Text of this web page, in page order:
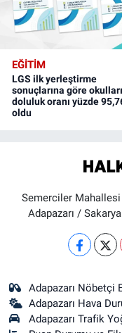
EĞİTİM
LGS ilk yerleştirme
sonuçlarına göre
doluluk oranı yüzde
oldu
Semerciler
Adapazarı / Sakarya
Adapazarı Nöbetçi
Adapazarı Hava
Adapazarı Trafik